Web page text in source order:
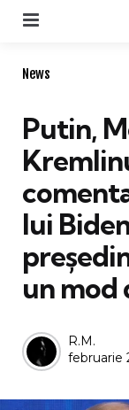
Categories
News
Putin,
lui
un
Posted
by
R.M.
februarie